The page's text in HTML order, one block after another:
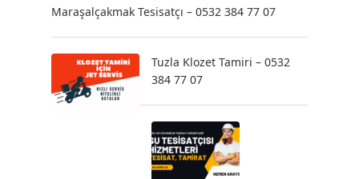
Maraşalçakmak Tesisatçı – 0532 384 77 07
Tuzla Klozet Tamiri – 0532
384 77 07